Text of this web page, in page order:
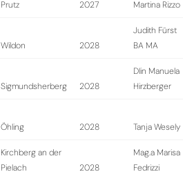
Prutz 2027
Martina Rizzo
Wildon 2028
Judith Fürst
BA MA
Sigmundsherberg 2028
DIin Manuela
Hirzberger
Öhling 2028 Tanja Wesely
Kirchberg an der
Pielach
2028
Mag.a Marisa
Fedrizzi